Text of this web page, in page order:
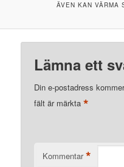
ÄVEN KAN VÄRMA
Lämna ett
Din e-postadress
fält är märkta*
Kommentar *